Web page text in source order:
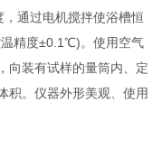
通过电机搅拌使浴槽恒
精度±0.1℃)。使用空气
向装有试样的量筒内、定
积。仪器外形美观、使用